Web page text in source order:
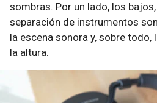
sombras. Por un lado, los
separación de instrumentos
la escena sonora y, sobre todo,
la altura.